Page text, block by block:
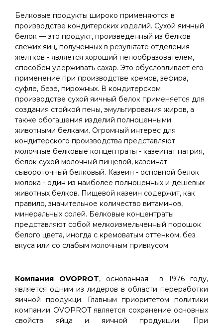
Белковые продукты широко применяются в
производстве кондитерских изделий. Сухой яичный
белок — это продукт, произведенный из белков
свежих яиц, полученных в результате отделения
желтков - является хороший пенообразователем,
способен удерживать сахар. Это обусловливает его
применение при производстве кремов, зефира,
суфле, безе, пирожных. В кондитерском
производстве сухой яичный белок применяется для
создания стойкой пены, эмульгирования жиров, а
также обогащения изделий полноценными
животными белками. Огромный интерес для
кондитерского производства представляют
молочные белковые концентраты - казеинат натрия,
белок сухой молочный пищевой, казеинат
сывороточный белковый. Казеин - основной белок
молока - один из наиболее полноценных и дешевых
животных белков. Пищевой казеин содержит, как
правило, значительное количество витаминов,
минеральных солей. Белковые концентраты
представляют собой мелкоизмельченный порошок
белого цвета, иногда с кремоватым оттенком, без
вкуса или со слабым молочным привкусом.
Компания OVOPROT, основанная в 1976 году,
является одним из лидеров в области переработки
яичной продукци. Главным приоритетом политики
компании OVOPROT является сохранение основных
свойств яйца и яичной продукции. При